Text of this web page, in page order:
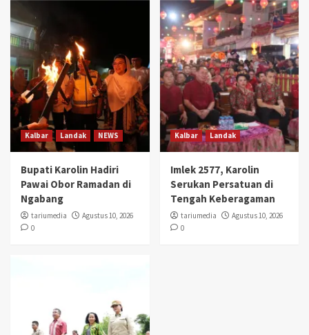
Kalbar Landak NEWS
Bupati Karolin Hadiri
Pawai Obor Ramadan di
Ngabang
tariumedia
Agustus 10, 2026
0
Kalbar Landak
Imlek 2577, Karolin
Serukan Persatuan di
Tengah Keberagaman
tariumedia
Agustus 10, 2026
0